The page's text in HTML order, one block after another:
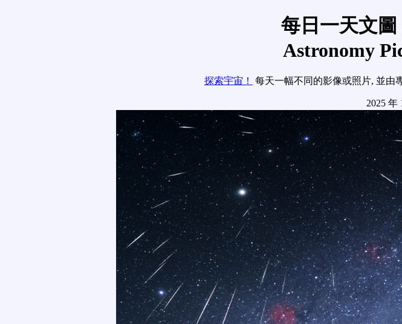
每日一天文
Astronomy
探索宇宙！ 每天一幅不同的影像或照片, 並由
2025 年